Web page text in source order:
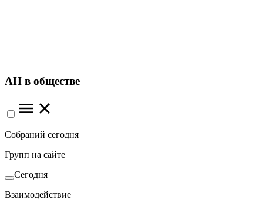
АН в обществе
Собраний сегодня
Групп на сайте
Сегодня
Взаимодействие